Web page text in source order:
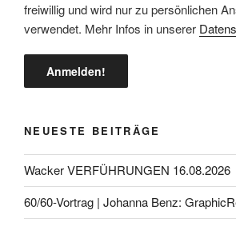
freiwillig und wird nur zu persönlichen
verwendet. Mehr Infos in unserer
NEUESTE BEITRÄGE
Wacker VERFÜHRUNGEN 16.08.2026
60/60-Vortrag | Johanna Benz: